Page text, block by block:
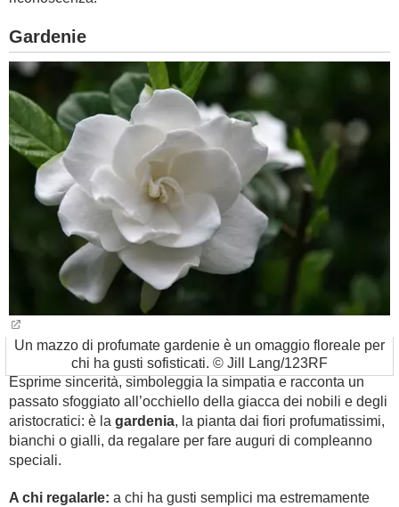
Gardenie
Un mazzo di profumate gardenie è un omaggio floreale per
chi ha gusti sofisticati. © Jill Lang/123RF
Esprime sincerità, simboleggia la simpatia e racconta un
passato sfoggiato all’occhiello della giacca dei nobili e degli
aristocratici: è la gardenia, la pianta dai fiori profumatissimi,
bianchi o gialli, da regalare per fare auguri di compleanno
speciali.
A chi regalarle: a chi ha gusti semplici ma estremamente